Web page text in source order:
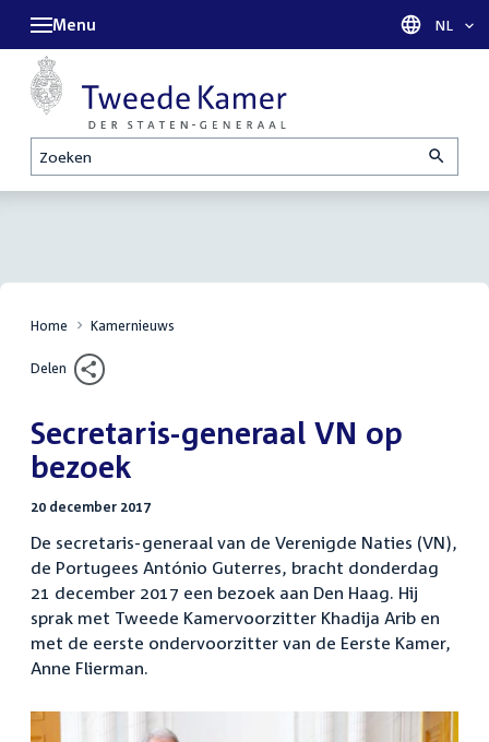
Zoeken
Menu Taal
NL
Home Kamernieuws
Delen
Secretaris-generaal VN op
bezoek
20 december 2017
De secretaris-generaal van de Verenigde Naties (VN),
de Portugees António Guterres, bracht donderdag
21 december 2017 een bezoek aan Den Haag. Hij
sprak met Tweede Kamervoorzitter Khadija Arib en
met de eerste ondervoorzitter van de Eerste Kamer,
Anne Flierman.